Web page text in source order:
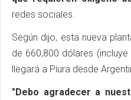
redes sociales.
Según dijo, esta nueva
de 660,800 dólares
llegará a Piura desde
"Debo agradecer a